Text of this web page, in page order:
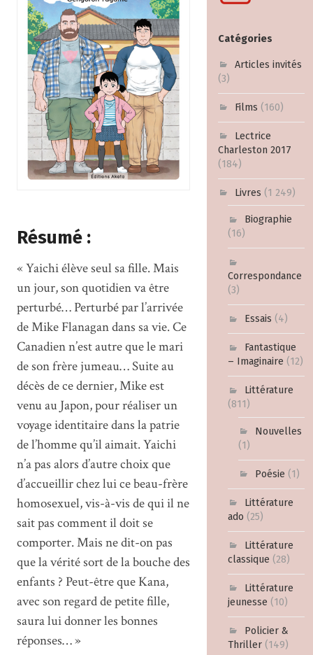
Catégories
Articles invités
(3)
Films (160)
Lectrice
Charleston 2017
(184)
Livres (1 249)
Biographie
(16)
Correspondance
(3)
Essais (4)
Fantastique
– Imaginaire (12)
Littérature
(811)
Nouvelles
(1)
Poésie (1)
Littérature
ado (25)
Littérature
classique (28)
Littérature
jeunesse (10)
Policier &
Thriller (149)
Résumé :
« Yaichi élève seul sa fille. Mais
un jour, son quotidien va être
perturbé… Perturbé par l’arrivée
de Mike Flanagan dans sa vie. Ce
Canadien n’est autre que le mari
de son frère jumeau… Suite au
décès de ce dernier, Mike est
venu au Japon, pour réaliser un
voyage identitaire dans la patrie
de l’homme qu’il aimait. Yaichi
n’a pas alors d’autre choix que
d’accueillir chez lui ce beau-frère
homosexuel, vis-à-vis de qui il ne
sait pas comment il doit se
comporter. Mais ne dit-on pas
que la vérité sort de la bouche des
enfants ? Peut-être que Kana,
avec son regard de petite fille,
saura lui donner les bonnes
réponses… »